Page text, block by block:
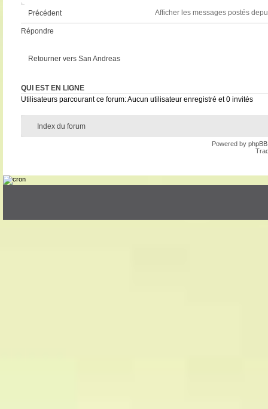
Précédent Afficher les messages postés
Répondre
Retourner vers San Andreas
QUI EST EN LIGNE
Utilisateurs parcourant ce forum: Aucun utilisateur enregistré et 0 invités
Index du forum
Powered by phpBB